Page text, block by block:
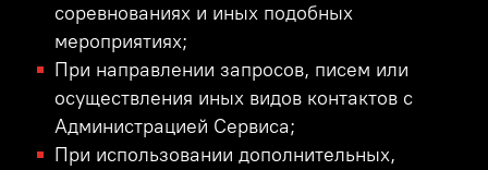
соревнованиях и иных подобных
мероприятиях;
При направлении запросов, писем или
осуществления иных видов контактов с
Администрацией Сервиса;
При использовании дополнительных,